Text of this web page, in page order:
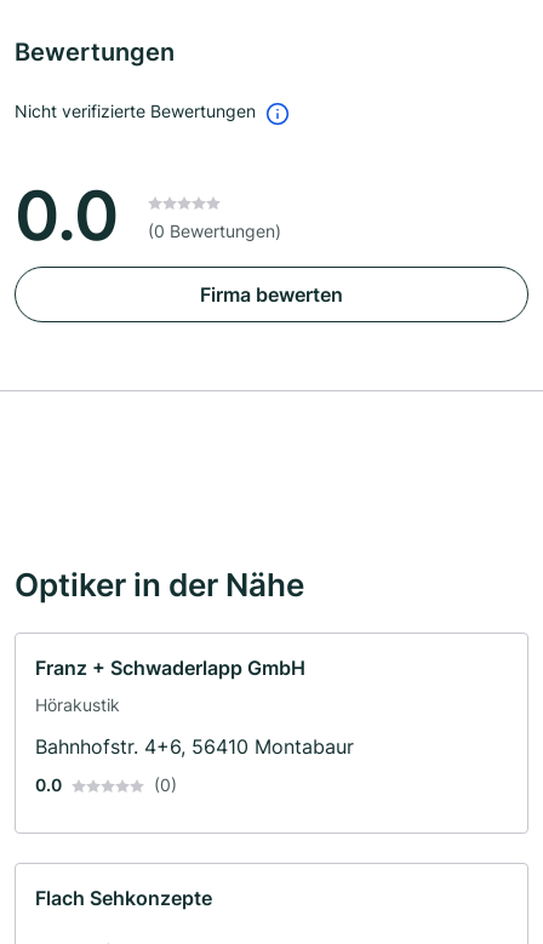
Bewertungen
Nicht verifizierte Bewertungen
0.0 (0 Bewertungen)
Firma bewerten
Optiker in der Nähe
Franz + Schwaderlapp GmbH
Hörakustik
Bahnhofstr. 4+6, 56410 Montabaur
0.0 (0)
Flach Sehkonzepte